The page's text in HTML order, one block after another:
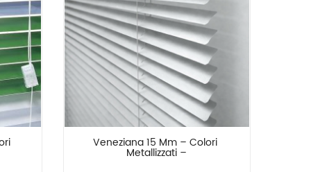
Veneziana 15 Mm – Colori
Metallizzati –
Confronta